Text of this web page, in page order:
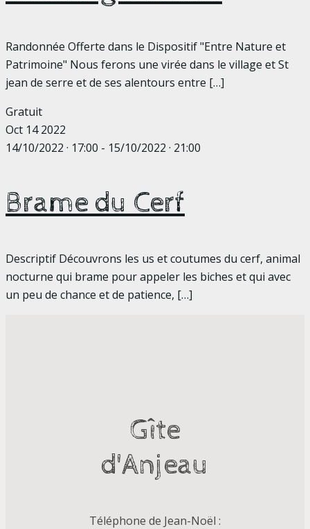
Randonnée Offerte dans le Dispositif "Entre Nature et
Patrimoine" Nous ferons une virée dans le village et St
jean de serre et de ses alentours entre […]
Gratuit
Oct 142022
14/10/2022 · 17:00 - 15/10/2022 · 21:00
Brame du Cerf
Descriptif Découvrons les us et coutumes du cerf, animal
nocturne qui brame pour appeler les biches et qui avec
un peu de chance et de patience, […]
Gîte
d'Anjeau
Téléphone de Jean-Noël :